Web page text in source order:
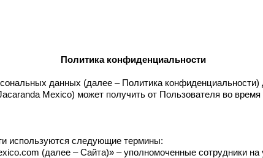
Политика конфиденциальности
данных (далее – Политика
Mexico) может получить от Пользователя во время
используются следующие термины:
(далее – Сайта)» – уполномоченные сотрудники